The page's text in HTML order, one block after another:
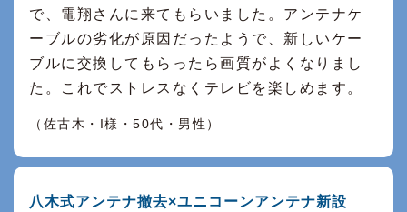
で、電翔さんに来てもらいました。アンテナケ
ーブルの劣化が原因だったようで、新しいケー
ブルに交換してもらったら画質がよくなりまし
た。これでストレスなくテレビを楽しめます。
（佐古木・I様・50代・男性）
八木式アンテナ撤去×ユニコーンアンテナ新設